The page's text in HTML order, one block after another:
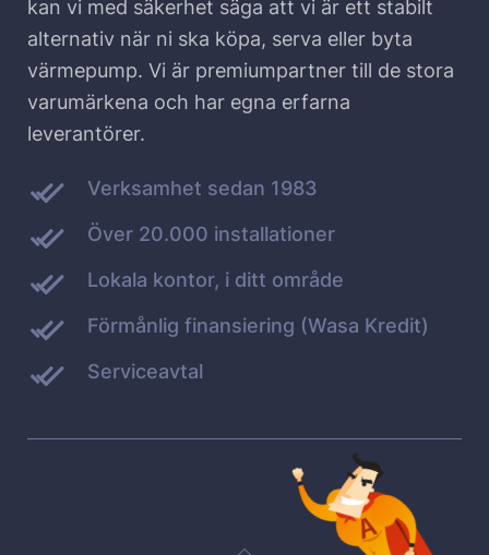
kan vi med säkerhet säga att vi är ett stabilt
alternativ när ni ska köpa, serva eller byta
värmepump. Vi är premiumpartner till de stora
varumärkena och har egna erfarna
leverantörer.
Verksamhet sedan 1983
Över 20.000 installationer
Lokala kontor, i ditt område
Förmånlig finansiering (Wasa Kredit)
Serviceavtal